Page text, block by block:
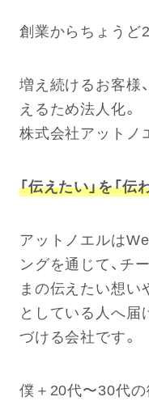
創業からちょうど
増え続けるお客様
えるため法人化。
株式会社アットノ
「伝えたい」を「
アットノエルは
ングを通じて、チ
まの伝えたい想い
としている人へ届
づける会社です。
僕＋20代〜30代